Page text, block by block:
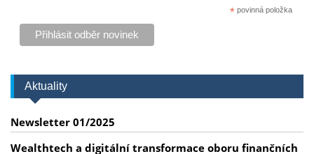
*povinná položka
Aktuality
Newsletter 01/2025
Wealthtech a digitální transformace oboru finančních